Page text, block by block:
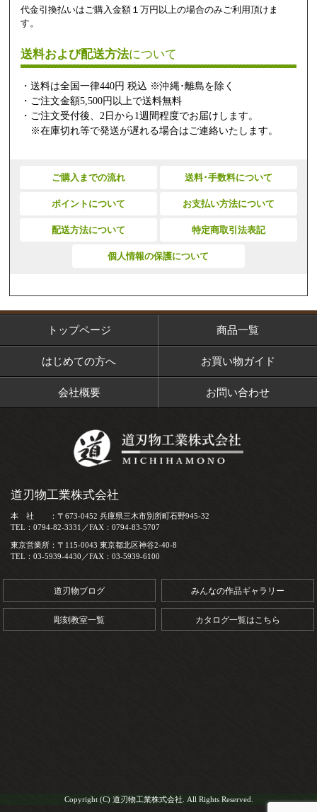
代金引換払いはご購入金額１万円以上の場合のみご利用頂けま
す。
送料および配送方法について
・送料は全国一律440円 税込 ※沖縄･離島を除く
・ご注文金額5,500円以上で送料無料
・ご注文受付後、2日から1週間程度でお届けします。
※在庫切れ等で発送が遅れる場合はご連絡いたします。
ご購入までの流れ 送料･手数料について
ポイントについて お支払い方法について
配送方法について 特定商取引法表記
個人情報の保護について
トップページ 商品一覧
はじめての方へ お買い物ガイド
会社概要 お問い合わせ
道刃物工業株式会社
本 社 ：〒673-0452 兵庫県三木市別所町石野945-32
TEL：0794-82-3331／FAX：0794-83-5707
東京営業所：〒115-0043 東京都北区神谷2-40-8
TEL：03-5939-4430／FAX：03-5939-6100
道刃物ブログ みんなの作品ギャラリー
彫刻教室一覧 カタログ一覧はこちら
Copyright (C) 道刃物工業株式会社. All Rights Reserved.